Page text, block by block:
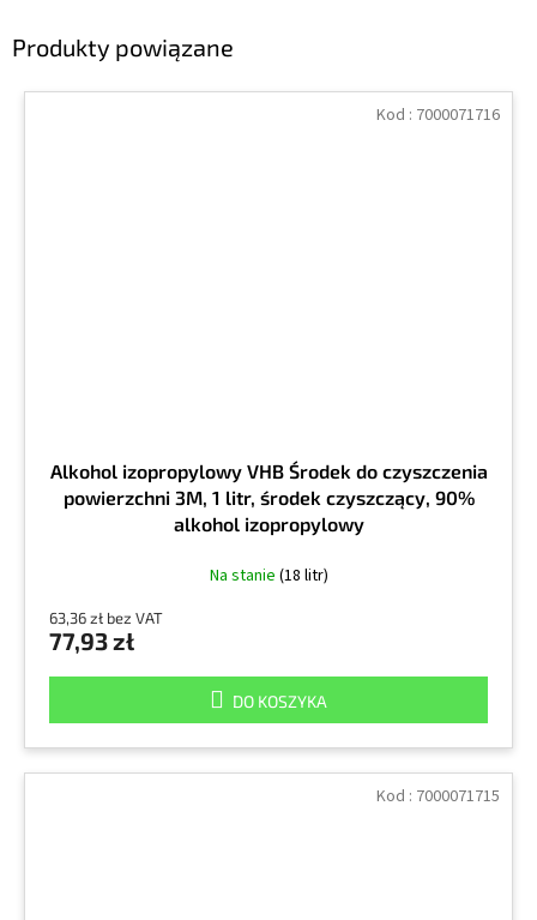
Produkty powiązane
Alkohol izopropylowy VHB Środek do czyszczenia
powierzchni 3M, 1 litr, środek czyszczący, 90%
alkohol izopropylowy
Na stanie (18 litr)
63,36 zł bez VAT
77,93 zł
DO KOSZYKA
Kod : 7000071716
Kod : 7000071715